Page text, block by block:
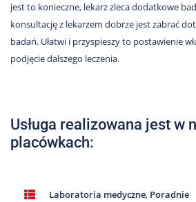
801
jest to konieczne, lekarz zleca dodatkowe
konsultację z lekarzem dobrze jest zabrać
badań. Ułatwi i przyspieszy to postawienie
podjęcie dalszego leczenia.
Usługa realizowana jest w
placówkach:
Laboratoria medyczne, Poradnie